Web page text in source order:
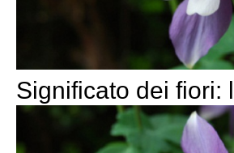
Significato dei fiori: